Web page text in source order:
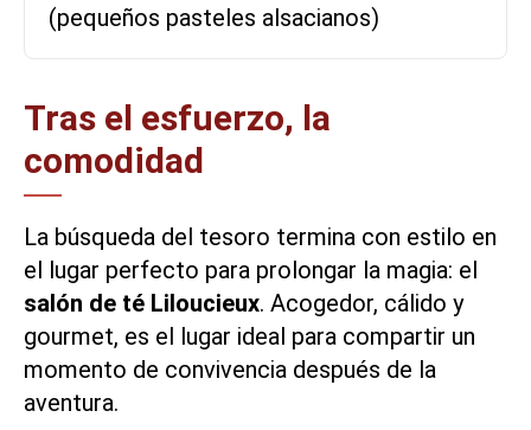
(pequeños pasteles alsacianos)
Tras el esfuerzo, la
comodidad
La búsqueda del tesoro termina con estilo en
el lugar perfecto para prolongar la magia: el
salón de té Liloucieux. Acogedor, cálido y
gourmet, es el lugar ideal para compartir un
momento de convivencia después de la
aventura.